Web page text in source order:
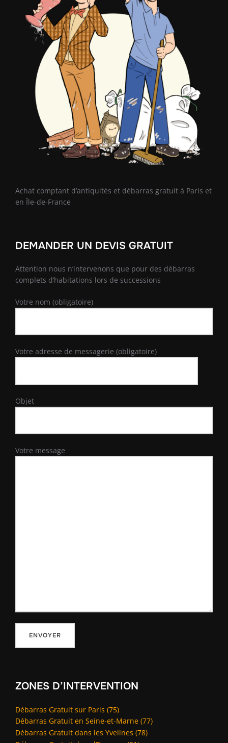
Achat comptant d’antiquités et débarras gratuit à Paris et
en Île-de-France
DEMANDER UN DEVIS GRATUIT
Attention nous n’intervenons que pour des débarras
complets d’habitations lors de successions
Votre nom (obligatoire)
Votre adresse de messagerie (obligatoire)
Objet
Votre message
ZONES D’INTERVENTION
Débarras Gratuit sur Paris (75)
Débarras Gratuit en Seine-et-Marne (77)
Débarras Gratuit dans les Yvelines (78)